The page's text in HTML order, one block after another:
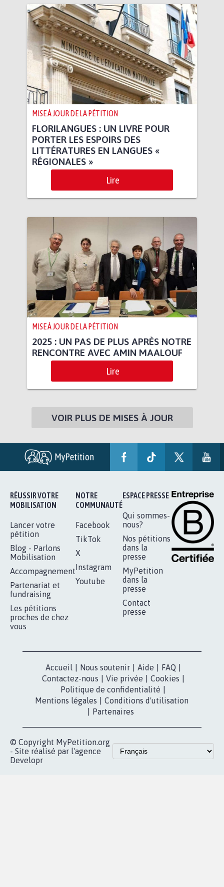
MISE À JOUR DE LA PÉTITION
FLORILANGUES : UN LIVRE POUR
PORTER LES ESPOIRS DES
LITTÉRATURES EN LANGUES «
RÉGIONALES »
Lire
MISE À JOUR DE LA PÉTITION
2025 : UN PAS DE PLUS APRÈS NOTRE
RENCONTRE AVEC AMIN MAALOUF
Lire
VOIR PLUS DE MISES À JOUR
RÉUSSIR VOTRE
MOBILISATION
Lancer votre
pétition
Blog - Parlons
Mobilisation
Accompagnement
Partenariat et
fundraising
Les pétitions
proches de chez
vous
NOTRE
COMMUNAUTÉ
Facebook
TikTok
X
Instagram
Youtube
ESPACE PRESSE
Qui sommes-
nous?
Nos pétitions
dans la
presse
MyPetition
dans la
presse
Contact
presse
Accueil Nous soutenir Aide FAQ
Contactez-nous
Vie privée Cookies
Politique de confidentialité
Mentions légales
Conditions d'utilisation
Partenaires
© Copyright MyPetition.org
- Site réalisé par l'agence
Developr